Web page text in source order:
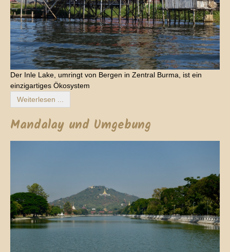
Der Inle Lake, umringt von Bergen in Zentral Burma, ist ein
einzigartiges Ökosystem
Weiterlesen ...
Mandalay und Umgebung